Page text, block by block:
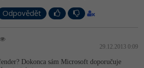
Odpovědět
29.12.2013 0:09
Dokonca sám Microsoft doporučuje